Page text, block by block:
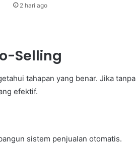
2 hari ago
Selling
tahapan yang benar. Jika tanpa
efektif.
sistem penjualan otomatis.